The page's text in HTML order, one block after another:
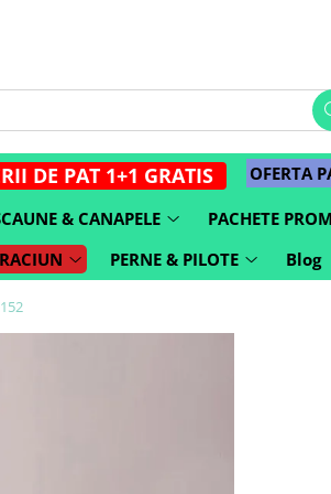
DE PAT 1+1 GRATIS OFERTA
& CANAPELE PACHETE
PERNE & PILOTE Blog